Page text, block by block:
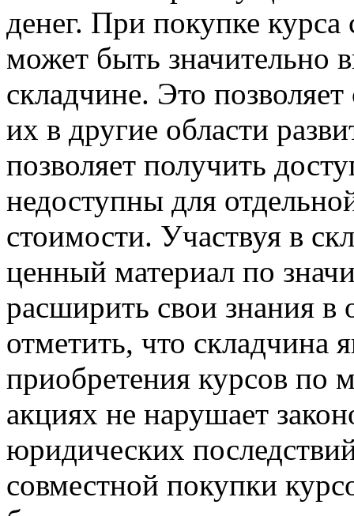
денег. При покупке курса
может быть значительно
складчине. Это
их в другие области
позволяет получить
недоступны для
стоимости. Участвуя в
ценный материал по
расширить свои знания в
отметить, что складчина
приобретения курсов по
акциях не нарушает
юридических
совместной покупки